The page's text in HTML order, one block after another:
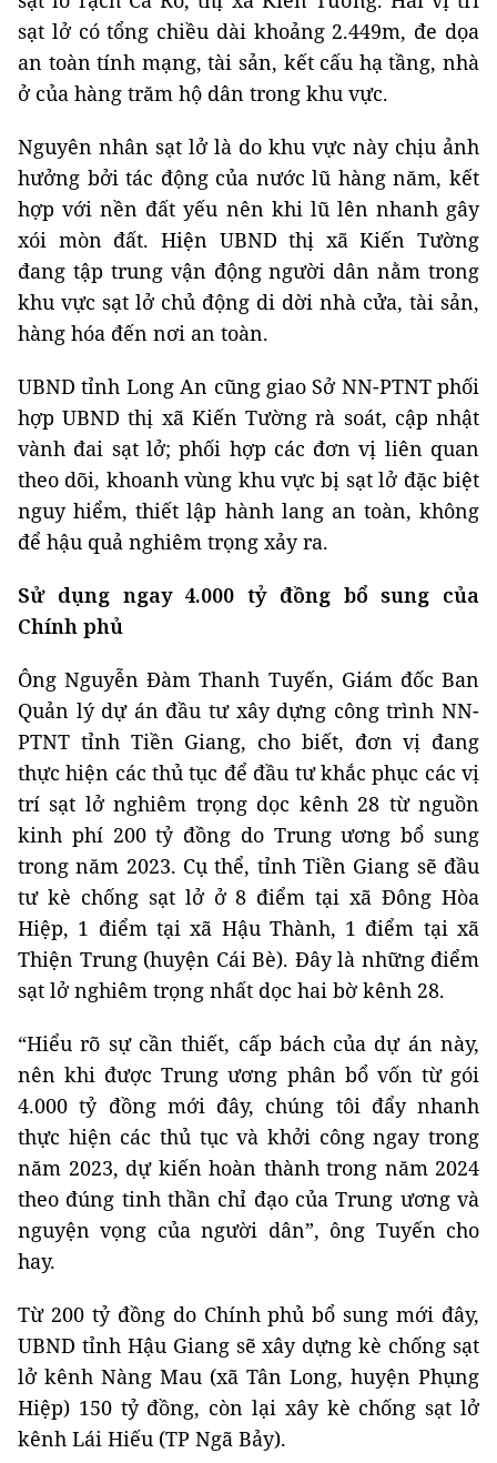
sạt lở có tổng chiều dài khoảng 2.449m, đe dọa
an toàn tính mạng, tài sản, kết cấu hạ tầng, nhà
ở của hàng trăm hộ dân trong khu vực.
Nguyên nhân sạt lở là do khu vực này chịu ảnh
hưởng bởi tác động của nước lũ hàng năm, kết
hợp với nền đất yếu nên khi lũ lên nhanh gây
xói mòn đất. Hiện UBND thị xã Kiến Tường
đang tập trung vận động người dân nằm trong
khu vực sạt lở chủ động di dời nhà cửa, tài sản,
hàng hóa đến nơi an toàn.
UBND tỉnh Long An cũng giao Sở NN-PTNT phối
hợp UBND thị xã Kiến Tường rà soát, cập nhật
vành đai sạt lở; phối hợp các đơn vị liên quan
theo dõi, khoanh vùng khu vực bị sạt lở đặc biệt
nguy hiểm, thiết lập hành lang an toàn, không
để hậu quả nghiêm trọng xảy ra.
Sử dụng ngay 4.000 tỷ đồng bổ sung của
Chính phủ
Ông Nguyễn Đàm Thanh Tuyến, Giám đốc Ban
Quản lý dự án đầu tư xây dựng công trình NN-
PTNT tỉnh Tiền Giang, cho biết, đơn vị đang
thực hiện các thủ tục để đầu tư khắc phục các vị
trí sạt lở nghiêm trọng dọc kênh 28 từ nguồn
kinh phí 200 tỷ đồng do Trung ương bổ sung
trong năm 2023. Cụ thể, tỉnh Tiền Giang sẽ đầu
tư kè chống sạt lở ở 8 điểm tại xã Đông Hòa
Hiệp, 1 điểm tại xã Hậu Thành, 1 điểm tại xã
Thiện Trung (huyện Cái Bè). Đây là những điểm
sạt lở nghiêm trọng nhất dọc hai bờ kênh 28.
“Hiểu rõ sự cần thiết, cấp bách của dự án này,
nên khi được Trung ương phân bổ vốn từ gói
4.000 tỷ đồng mới đây, chúng tôi đẩy nhanh
thực hiện các thủ tục và khởi công ngay trong
năm 2023, dự kiến hoàn thành trong năm 2024
theo đúng tinh thần chỉ đạo của Trung ương và
nguyện vọng của người dân”, ông Tuyến cho
hay.
Từ 200 tỷ đồng do Chính phủ bổ sung mới đây,
UBND tỉnh Hậu Giang sẽ xây dựng kè chống sạt
lở kênh Nàng Mau (xã Tân Long, huyện Phụng
Hiệp) 150 tỷ đồng, còn lại xây kè chống sạt lở
kênh Lái Hiếu (TP Ngã Bảy).